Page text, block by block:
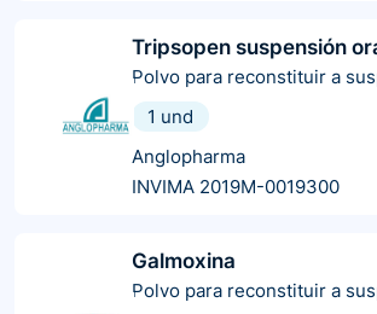
Tripsopen suspensión
Polvo para reconstituir a
1 und
Anglopharma
INVIMA 2019M-0019300
Galmoxina
Polvo para reconstituir a